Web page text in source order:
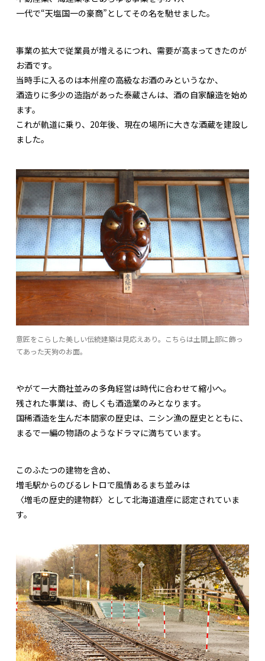
一代で“天塩国一の豪商”としてその名を馳せました。
事業の拡大で従業員が増えるにつれ、需要が高まってきたのが
お酒です。
当時手に入るのは本州産の高級なお酒のみというなか、
酒造りに多少の造詣があった泰蔵さんは、酒の自家醸造を始め
ます。
これが軌道に乗り、20年後、現在の場所に大きな酒蔵を建設し
ました。
意匠をこらした美しい伝統建築は見応えあり。こちらは土間上部に飾っ
てあった天狗のお面。
やがて一大商社並みの多角経営は時代に合わせて縮小へ。
残された事業は、奇しくも酒造業のみとなります。
国稀酒造を生んだ本間家の歴史は、ニシン漁の歴史とともに、
まるで一編の物語のようなドラマに満ちています。
このふたつの建物を含め、
増毛駅からのびるレトロで風情あるまち並みは
〈増毛の歴史的建物群〉として北海道遺産に認定されていま
す。